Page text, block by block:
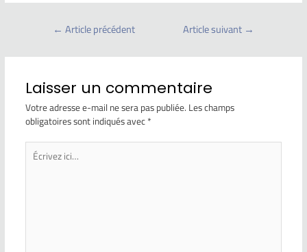
← Article précédent Article suivant →
Laisser un commentaire
Votre adresse e-mail ne sera pas publiée.Les champs
obligatoires sont indiqués avec*